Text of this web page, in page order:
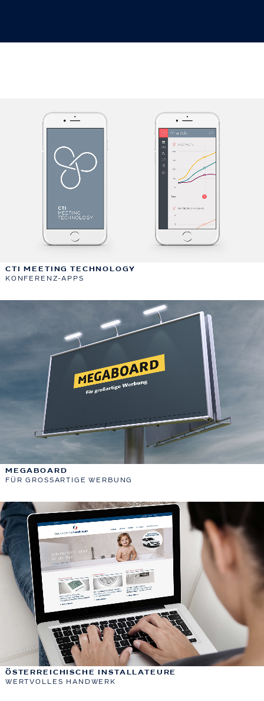
CTI MEETING TECHNOLOGY
KONFERENZ-APPS
MEGABOARD
FÜR GROSSARTIGE WERBUNG
ÖSTERREICHISCHE INSTALLATEURE
WERTVOLLES HANDWERK